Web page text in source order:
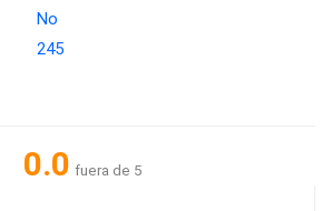
No
245
0.0 fuera de 5